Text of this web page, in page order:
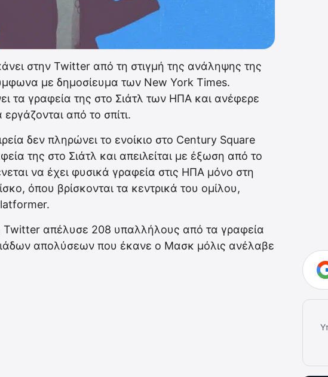
στην Twitter από τη στιγμή της ανάληψης της
με δημοσίευμα των New York Times.
τα γραφεία της στο Σιάτλ των ΗΠΑ και ανέφερε
από το σπίτι.
δεν πληρώνει το ενοίκιο στο Century Square
της στο Σιάτλ και απειλείται με έξωση από το
να έχει φυσικά γραφεία στις ΗΠΑ μόνο στη
όπου βρίσκονται τα κεντρικά του ομίλου,
Twitter απέλυσε 208 υπαλλήλους από τα γραφεία
απολύσεων που έκανε ο Μασκ μόλις ανέλαβε